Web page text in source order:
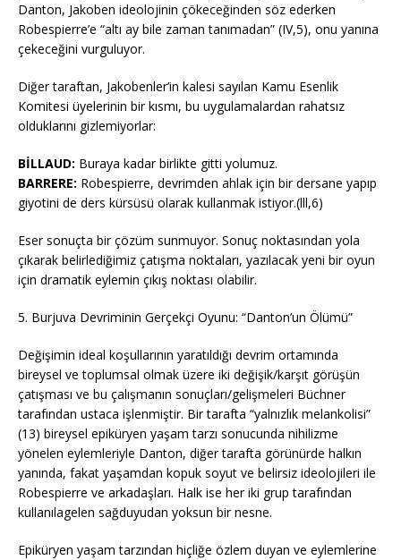
Danton, Jakoben ideolojinin çökeceğinden söz ederken
Robespierre’e “altı ay bile zaman tanımadan” (IV,5), onu yanına
çekeceğini vurguluyor.
Diğer taraftan, Jakobenler’in kalesi sayılan Kamu Esenlik
Komitesi üyelerinin bir kısmı, bu uygulamalardan rahatsız
olduklarını gizlemiyorlar:
BİLLAUD: Buraya kadar birlikte gitti yolumuz.
BARRERE: Robespierre, devrimden ahlak için bir dersane yapıp
giyotini de ders kürsüsü olarak kullanmak istiyor.(lll,6)
Eser sonuçta bir çözüm sunmuyor. Sonuç noktasından yola
çıkarak belirlediğimiz çatışma noktaları, yazılacak yeni bir oyun
için dramatik eylemin çıkış noktası olabilir.
5. Burjuva Devriminin Gerçekçi Oyunu: “Danton’un Ölümü”
Değişimin ideal koşullarının yaratıldığı devrim ortamında
bireysel ve toplumsal olmak üzere iki değişik/karşıt görüşün
çatışması ve bu çalışmanın sonuçları/gelişmeleri Büchner
tarafından ustaca işlenmiştir. Bir tarafta “yalnızlık melankolisi”
(13) bireysel epiküryen yaşam tarzı sonucunda nihilizme
yönelen eylemleriyle Danton, diğer tarafta görünürde halkın
yanında, fakat yaşamdan kopuk soyut ve belirsiz ideolojileri ile
Robespierre ve arkadaşları. Halk ise her iki grup tarafından
kullanılagelen sağduyudan yoksun bir nesne.
Epiküryen yaşam tarzından hiçliğe özlem duyan ve eylemlerine